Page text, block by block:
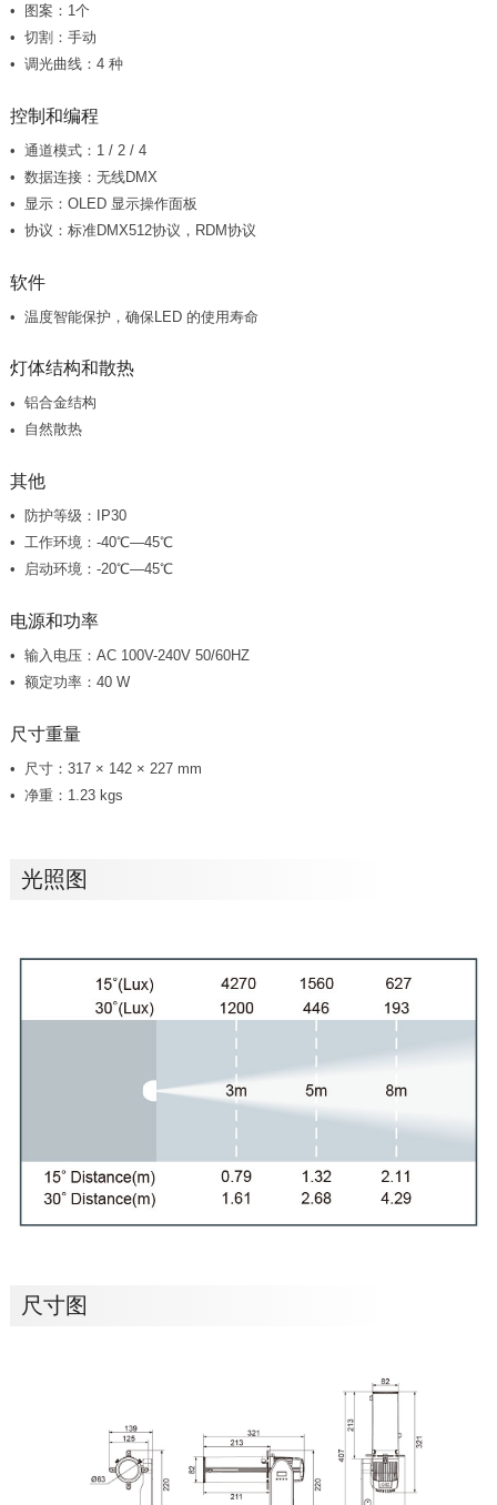
图案：1个
切割：手动
调光曲线：4 种
控制和编程
通道模式：1 / 2 / 4
数据连接：无线DMX
显示：OLED 显示操作面板
协议：标准DMX512协议，RDM协议
软件
温度智能保护，确保LED 的使用寿命
灯体结构和散热
铝合金结构
自然散热
其他
防护等级：IP30
工作环境：-40℃—45℃
启动环境：-20℃—45℃
电源和功率
输入电压：AC 100V-240V 50/60HZ
额定功率：40 W
尺寸重量
尺寸：317 × 142 × 227 mm
净重：1.23 kgs
光照图
尺寸图